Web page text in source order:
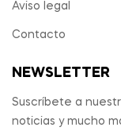
Aviso legal
Contacto
NEWSLETTER
Suscríbete a
noticias y mucho